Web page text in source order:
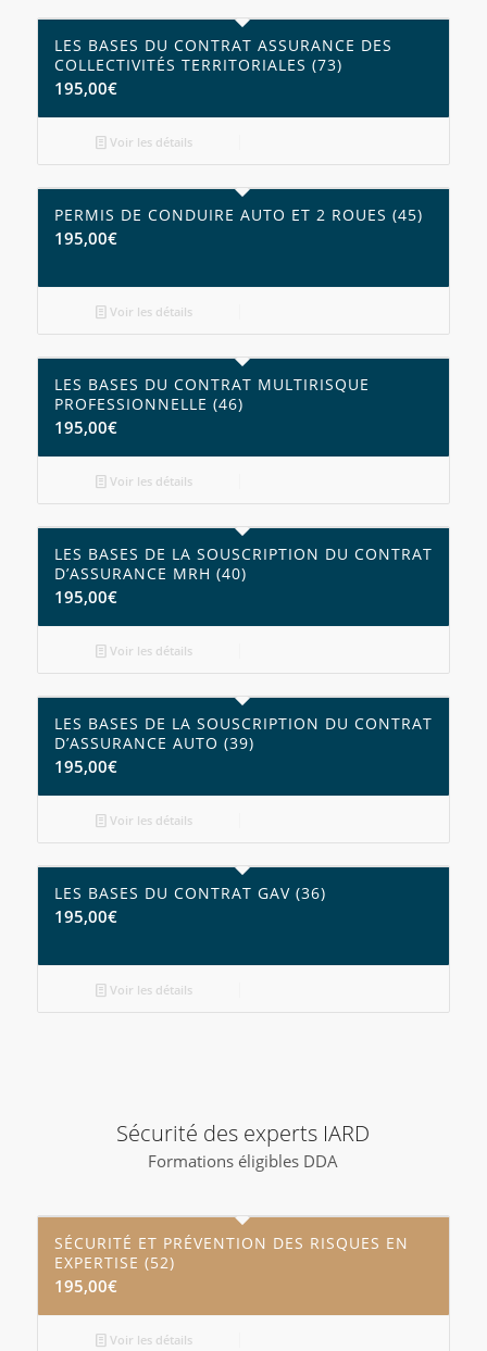
LES BASES DU CONTRAT ASSURANCE DES
COLLECTIVITÉS TERRITORIALES (73)
195,00€
Voir les détails
PERMIS DE CONDUIRE AUTO ET 2 ROUES (45)
195,00€
Voir les détails
LES BASES DU CONTRAT MULTIRISQUE
PROFESSIONNELLE (46)
195,00€
Voir les détails
LES BASES DE LA SOUSCRIPTION DU CONTRAT
D’ASSURANCE MRH (40)
195,00€
Voir les détails
LES BASES DE LA SOUSCRIPTION DU CONTRAT
D’ASSURANCE AUTO (39)
195,00€
Voir les détails
LES BASES DU CONTRAT GAV (36)
195,00€
Voir les détails
Sécurité des experts IARD
Formations éligibles DDA
SÉCURITÉ ET PRÉVENTION DES RISQUES EN
EXPERTISE (52)
195,00€
Voir les détails